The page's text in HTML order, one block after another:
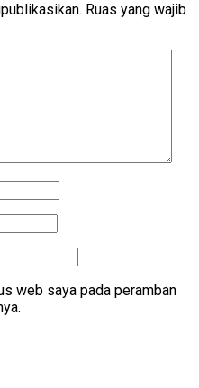
Ruas yang wajib
web saya pada peramban